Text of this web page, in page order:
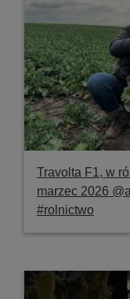
Travolta F1, w
marzec 2026
#rolnictwo